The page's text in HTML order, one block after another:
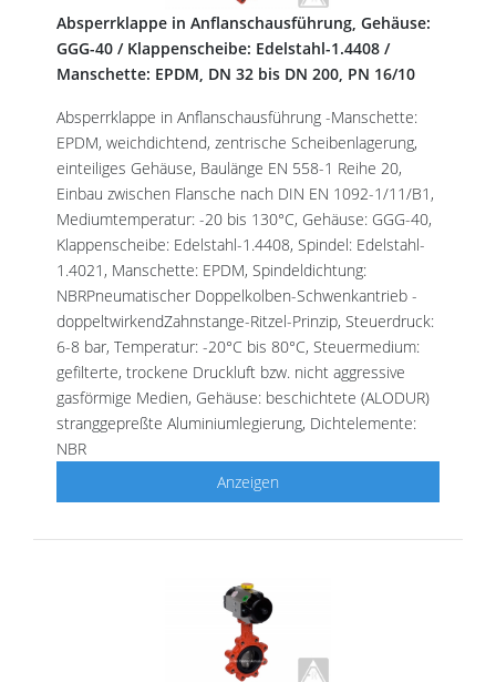
Absperrklappe in Anflanschausführung, Gehäuse:
GGG-40 / Klappenscheibe: Edelstahl-1.4408 /
Manschette: EPDM, DN 32 bis DN 200, PN 16/10
Absperrklappe in Anflanschausführung -Manschette:
EPDM, weichdichtend, zentrische Scheibenlagerung,
einteiliges Gehäuse, Baulänge EN 558-1 Reihe 20,
Einbau zwischen Flansche nach DIN EN 1092-1/11/B1,
Mediumtemperatur: -20 bis 130°C, Gehäuse: GGG-40,
Klappenscheibe: Edelstahl-1.4408, Spindel: Edelstahl-
1.4021, Manschette: EPDM, Spindeldichtung:
NBRPneumatischer Doppelkolben-Schwenkantrieb -
doppeltwirkendZahnstange-Ritzel-Prinzip, Steuerdruck:
6-8 bar, Temperatur: -20°C bis 80°C, Steuermedium:
gefilterte, trockene Druckluft bzw. nicht aggressive
gasförmige Medien, Gehäuse: beschichtete (ALODUR)
stranggepreßte Aluminiumlegierung, Dichtelemente:
NBR
Anzeigen